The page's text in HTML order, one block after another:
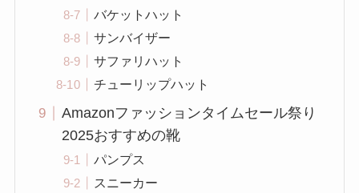
バケットハット
サンバイザー
サファリハット
チューリップハット
Amazonファッションタイムセール祭り
2025おすすめの靴
パンプス
スニーカー